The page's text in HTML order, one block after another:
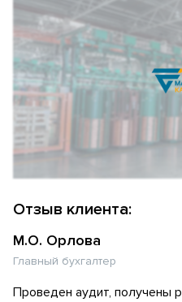
Отзыв клиента:
М.О. Орлова
Главный бухгалтер
Проведен аудит, получены